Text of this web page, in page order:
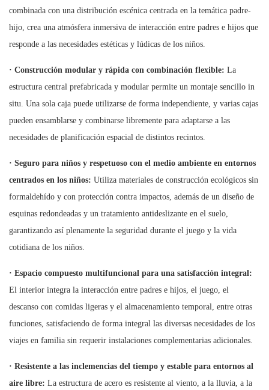
combinada con una distribución escénica centrada en la temática padre-
hijo, crea una atmósfera inmersiva de interacción entre padres e hijos que
responde a las necesidades estéticas y lúdicas de los niños.
· Construcción modular y rápida con combinación flexible: La
estructura central prefabricada y modular permite un montaje sencillo in
situ. Una sola caja puede utilizarse de forma independiente, y varias cajas
pueden ensamblarse y combinarse libremente para adaptarse a las
necesidades de planificación espacial de distintos recintos.
· Seguro para niños y respetuoso con el medio ambiente en entornos
centrados en los niños: Utiliza materiales de construcción ecológicos sin
formaldehído y con protección contra impactos, además de un diseño de
esquinas redondeadas y un tratamiento antideslizante en el suelo,
garantizando así plenamente la seguridad durante el juego y la vida
cotidiana de los niños.
· Espacio compuesto multifuncional para una satisfacción integral:
El interior integra la interacción entre padres e hijos, el juego, el
descanso con comidas ligeras y el almacenamiento temporal, entre otras
funciones, satisfaciendo de forma integral las diversas necesidades de los
viajes en familia sin requerir instalaciones complementarias adicionales.
· Resistente a las inclemencias del tiempo y estable para entornos al
aire libre: La estructura de acero es resistente al viento, a la lluvia, a la